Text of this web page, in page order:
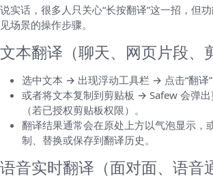
说实话，很多人只关心“长按翻译”这一招，但
见场景的操作步骤。
文本翻译（聊天、网页片段、
选中文本 → 出现浮动工具栏 → 点击“翻译”
或者将文本复制到剪贴板 → Safew 会弹
（若已授权剪贴板权限）。
翻译结果通常会在原处上方以气泡显示，
制、替换或保存到翻译历史。
语音实时翻译（面对面、语音